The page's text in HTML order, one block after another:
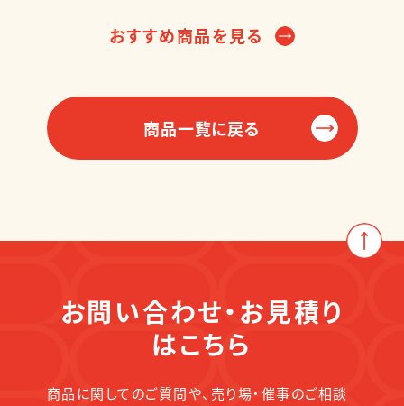
おすすめ商品を見る
商品一覧に戻る
お問い合わせ・お見積り
はこちら
商品に関してのご質問や、売り場・催事のご相談